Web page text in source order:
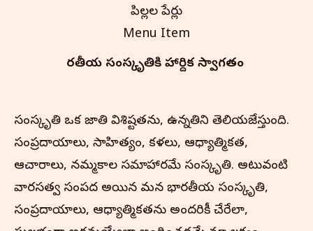
పిల్లల పేర్లు
Menu Item
భారతీయ సంస్కృతి‌కి హార్దిక స్వాగతం
సంస్కృతి ఒక జాతి విశిష్టతను, ఉన్నతిని తెలియజేస్తుంది.
సంప్రదాయాలు, సాహిత్యం, కళలు, ఆధ్యాత్మికత,
ఆచారాలు, నమ్మకాల సమాహారమే సంస్కృతి. అటువంటి
వారసత్వ సంపద అయిన మన భారతీయ సంస్కృతి,
సంప్రదాయాలు, ఆధ్యాత్మికతను అందరికీ చేరేలా,